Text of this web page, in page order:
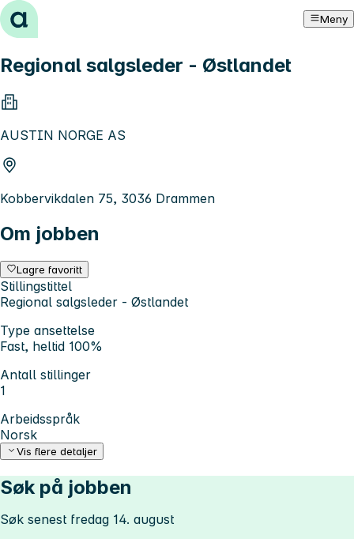
Hopp til innhold Meny
Regional salgsleder - Østlandet
AUSTIN NORGE AS
Kobbervikdalen 75, 3036 Drammen
Om jobben
Lagre favoritt
Stillingstittel
Regional salgsleder - Østlandet
Type ansettelse
Fast, heltid 100%
Antall stillinger
1
Arbeidsspråk
Norsk
Vis flere detaljer
Søk på jobben
Søk senest fredag 14. august